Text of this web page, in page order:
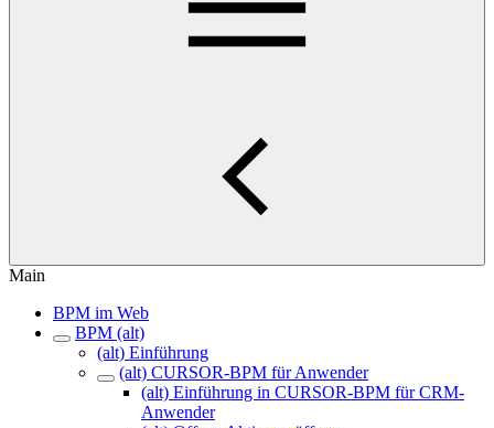
Main
BPM im Web
BPM (alt)
(alt) Einführung
(alt) CURSOR-BPM für Anwender
(alt) Einführung in CURSOR-BPM für CRM-
Anwender